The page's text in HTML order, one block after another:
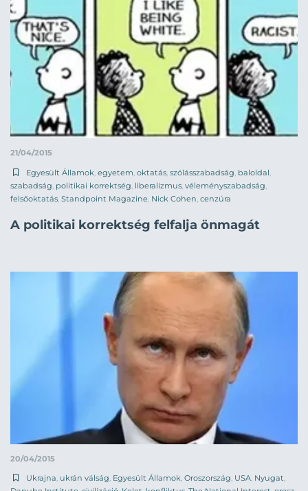
21/04/2015
Egyesült Államok egyetem oktatás szólásszabadság baloldal
szabadság politikai korrektség liberalizmus véleményszabadság
felsőoktatás Standpoint Magazine Nick Cohen cenzúra
A politikai korrektség felfalja önmagát
20/04/2015
Ukrajna ukrán válság Egyesült Államok Oroszország USA Nyugat